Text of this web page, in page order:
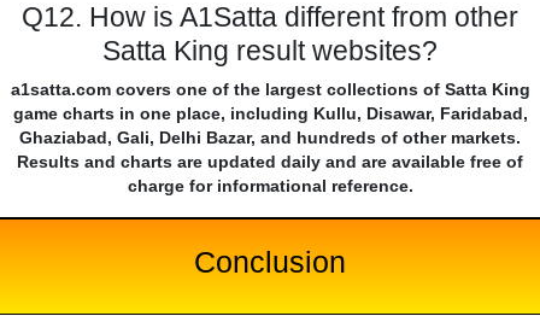
Q12. How is A1Satta different from other
Satta King result websites?
a1satta.com covers one of the largest collections of Satta King
game charts in one place, including Kullu, Disawar, Faridabad,
Ghaziabad, Gali, Delhi Bazar, and hundreds of other markets.
Results and charts are updated daily and are available free of
charge for informational reference.
Conclusion